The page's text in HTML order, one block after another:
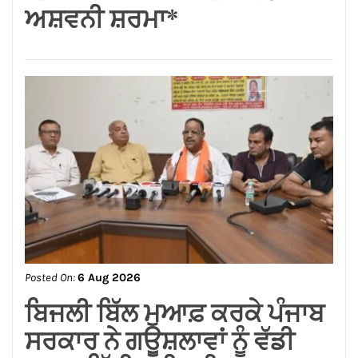
Posted On:6 Aug 2026
ਬਿਜਲੀ ਬਿੱਲ ਮੁਆਫ਼ ਕਰਕੇ ਪੰਜਾਬ
ਸਰਕਾਰ ਨੇ ਗਊਸ਼ਲਾਵਾਂ ਨੂੰ ਵੱਡੀ
ਰਾਹਤ ਦਿੱਤੀ : ਕੀਮਤੀ ਭਗਤ